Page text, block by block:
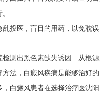
医，盲目的用药，以免耽误
出黑色素缺失诱因，从根源
法，白癜风疾病是能够治好的
白癜风患者在选择治疗医沈